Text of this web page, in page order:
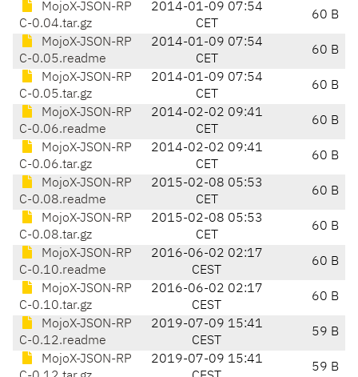
MojoX-JSON-RP
C-0.04.tar.gz
2014-01-09 07:54
CET
60 B
MojoX-JSON-RP
C-0.05.readme
2014-01-09 07:54
CET
60 B
MojoX-JSON-RP
C-0.05.tar.gz
2014-01-09 07:54
CET
60 B
MojoX-JSON-RP
C-0.06.readme
2014-02-02 09:41
CET
60 B
MojoX-JSON-RP
C-0.06.tar.gz
2014-02-02 09:41
CET
60 B
MojoX-JSON-RP
C-0.08.readme
2015-02-08 05:53
CET
60 B
MojoX-JSON-RP
C-0.08.tar.gz
2015-02-08 05:53
CET
60 B
MojoX-JSON-RP
C-0.10.readme
2016-06-02 02:17
CEST
60 B
MojoX-JSON-RP
C-0.10.tar.gz
2016-06-02 02:17
CEST
60 B
MojoX-JSON-RP
C-0.12.readme
2019-07-09 15:41
CEST
59 B
MojoX-JSON-RP
2019-07-09 15:41
59 B